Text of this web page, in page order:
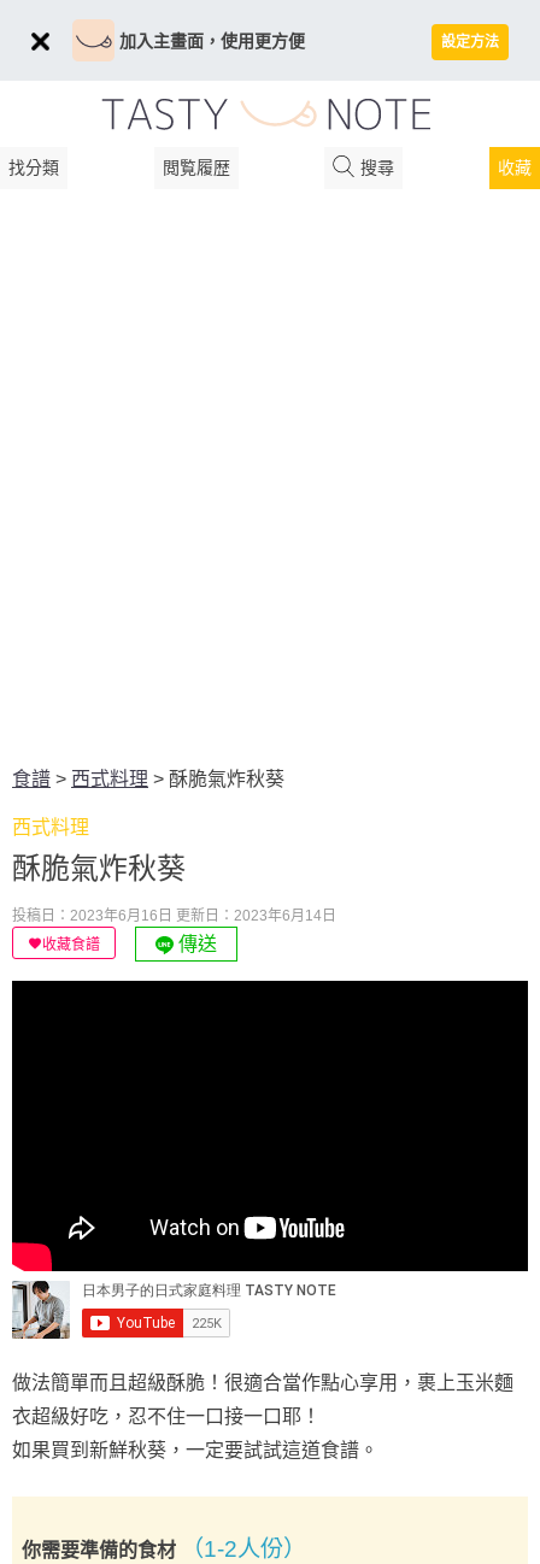
加入主畫面，使用更方便 設定方法
找分類 閲覧履歴 搜尋 收藏
食譜 > 西式料理 > 酥脆氣炸秋葵
西式料理
酥脆氣炸秋葵
投稿日：2023年6月16日 更新日：2023年6月14日
收藏食譜
傳送
做法簡單而且超級酥脆！很適合當作點心享用，裹上玉米麵
衣超級好吃，忍不住一口接一口耶！
如果買到新鮮秋葵，一定要試試這道食譜。
你需要準備的食材 （1-2人份）